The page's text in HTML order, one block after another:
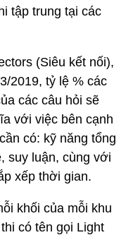
tập trung tại các
(Siêu kết nối),
2019, tỷ lệ % các
các câu hỏi sẽ
với việc bên cạnh
có: kỹ năng tổng
suy luận, cùng với
xếp thời gian.
khối của mỗi khu
có tên gọi Light